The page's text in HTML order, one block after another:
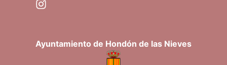
Ayuntamiento de Hondón de las Nieves